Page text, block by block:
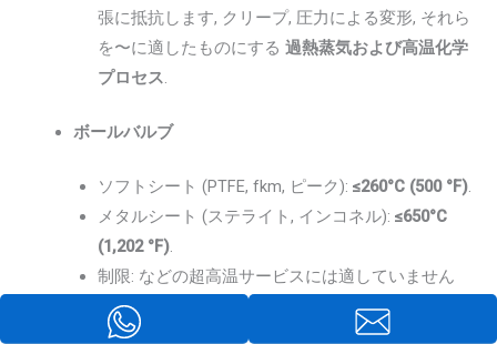
張に抵抗します, クリープ, 圧力による変形, それら
を〜に適したものにする過熱蒸気および高温化学
プロセス.
ボールバルブ
ソフトシート (PTFE, fkm, ピーク):≤260°C (500 °F).
メタルシート (ステライト, インコネル):≤650°C
(1,202 °F).
制限: などの超高温サービスには適していません
発電所過熱蒸気 (>750℃)
, 加速されているため
ートの劣化と漏れ